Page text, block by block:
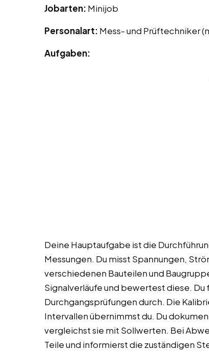
Jobarten: Minijob
Personalart: Mess- und Prüftechniker
Aufgaben:
Deine Hauptaufgabe ist die
Messungen. Du misst Spannungen,
verschiedenen Bauteilen und
Signalverläufe und bewertest diese. Du
Durchgangsprüfungen durch. Die
Intervallen übernimmst du. Du
vergleichst sie mit Sollwerten. Bei
Teile und informierst die zuständigen